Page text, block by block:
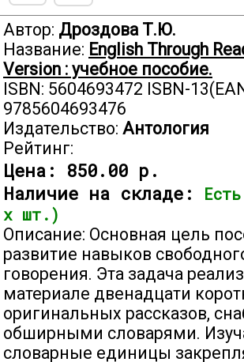
Автор: Дроздова Т.Ю.
Название: English Through
Version : учебное пособие.
ISBN: 5604693472 ISBN-
9785604693476
Издательство: Антология
Рейтинг:
Цена: 850.00 р.
Наличие на складе:
х шт.)
Описание: Основная цель
развитие навыков
говорения. Эта задача
материале двенадцати
оригинальных рассказов,
обширными словарями.
словарные единицы